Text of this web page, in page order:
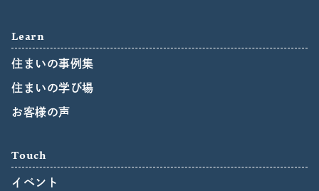
Learn
住まいの事例集
住まいの学び場
お客様の声
Touch
イベント